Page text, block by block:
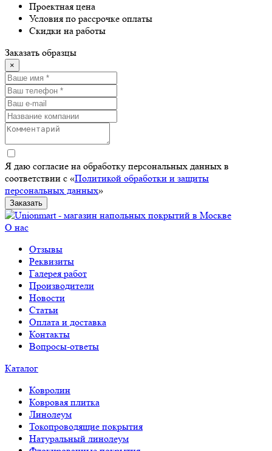
Проектная цена
Условия по рассрочке оплаты
Скидки на работы
Заказать образцы
×
Я даю согласие на обработку персональных данных в
соответствии с «Политикой обработки и защиты
персональных данных»
Заказать
О нас
Отзывы
Реквизиты
Галерея работ
Производители
Новости
Статьи
Оплата и доставка
Контакты
Вопросы-ответы
Каталог
Ковролин
Ковровая плитка
Линолеум
Токопроводящие покрытия
Натуральный линолеум